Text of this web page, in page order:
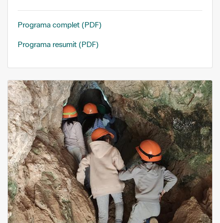
Programa complet (PDF)
Programa resumit (PDF)